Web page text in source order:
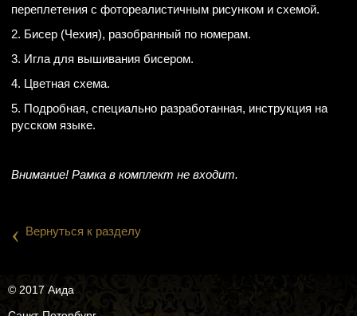
переплетения с фотореалистичным рисунком и схемой.
2. Бисер (Чехия), разобранный по номерам.
3. Игла для вышивания бисером.
4. Цветная схема.
5. Подробная, специально разработанная, инструкция на
русском языке.
Внимание! Рамка в комплект не входит.
‹ Вернуться к разделу
© 2017 Аида